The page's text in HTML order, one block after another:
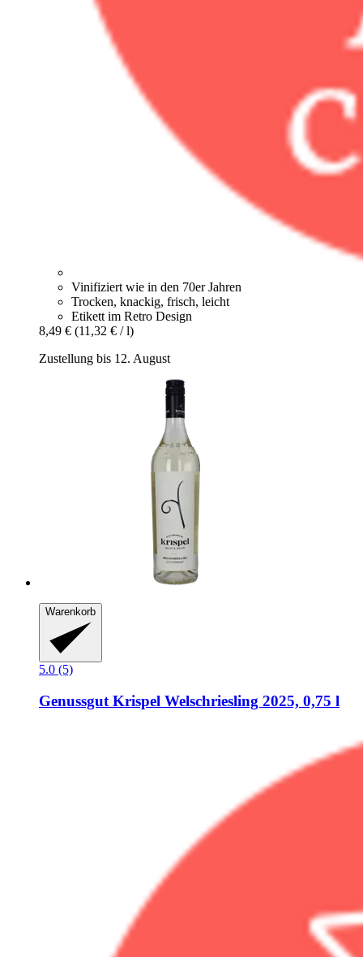
Vinifiziert wie in den 70er Jahren
Trocken, knackig, frisch, leicht
Etikett im Retro Design
8,49 € (11,32 € / l)
Zustellung bis 12. August
Warenkorb
5.0 (5)
Genussgut Krispel Welschriesling 2025, 0,75 l